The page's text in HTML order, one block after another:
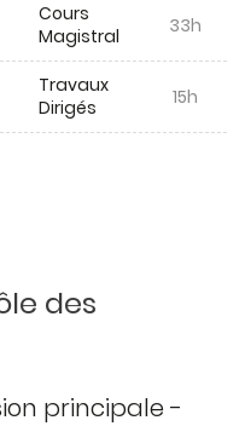
Cours
Magistral
33h
Travaux
Dirigés
15h
des
principale -